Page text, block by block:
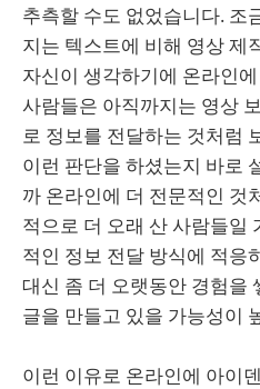
추측할 수도 없었습니다. 조
지는 텍스트에 비해 영상 제
자신이 생각하기에 온라인
사람들은 아직까지는 영상
로 정보를 전달하는 것처럼
이런 판단을 하셨는지 바로
까 온라인에 더 전문적인 것
적으로 더 오래 산 사람들일
적인 정보 전달 방식에 적응
대신 좀 더 오랫동안 경험을
글을 만들고 있을 가능성이
이런 이유로 온라인에 아이